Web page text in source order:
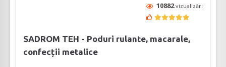
10882vizualizări
SADROM TEH - Poduri rulante, macarale,
confecții metalice